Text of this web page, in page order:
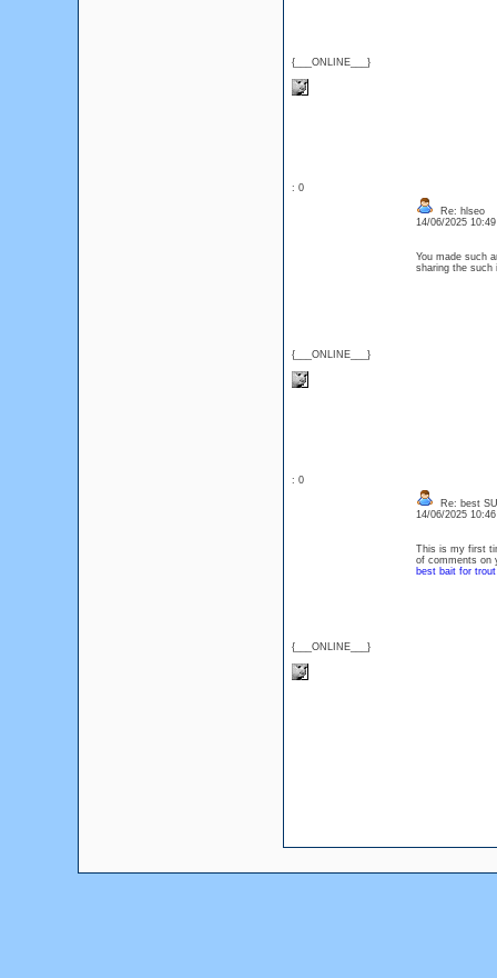
{___ONLINE___}
: 0
{___ONLINE___}
Re: hlseo
14/06/2025
You made such
sharing the
: 0
{___ONLINE___}
Re: best
14/06/2025
This is my first
of comments on
best bait for